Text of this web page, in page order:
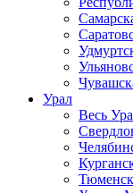
Урал
Весь